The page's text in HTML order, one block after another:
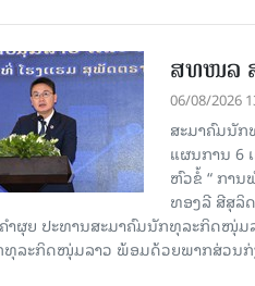
ສທໜລ
06/08/2026
ສະມາຄົມນັ
ແຜນການ 6
ຫົວຂໍ້ “ ການ
ທອງລີ ສີສຸລິ
ຳຜຸຍ ປະທານສະມາຄົມນັກທຸລະກິດໜຸ່ມ
ທຸລະກິດໜຸ່ມລາວ ພ້ອມດ້ວຍພາກສ່ວນກ່